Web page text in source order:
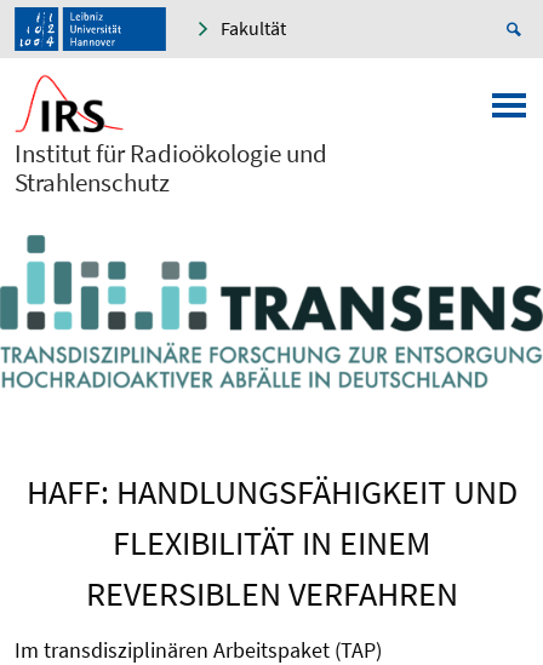
Fakultät
Institut für Radioökologie und
Strahlenschutz
HAFF: HANDLUNGSFÄHIGKEIT UND
FLEXIBILITÄT IN EINEM
REVERSIBLEN VERFAHREN
Im transdisziplinären Arbeitspaket (TAP)